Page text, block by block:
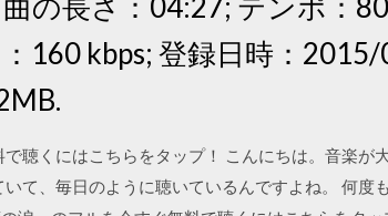
160 kbps; 登録日時：
聴くにはこちらをタップ！ こんにちは。音楽が
て、毎日のように聴いているんですよね。 何度